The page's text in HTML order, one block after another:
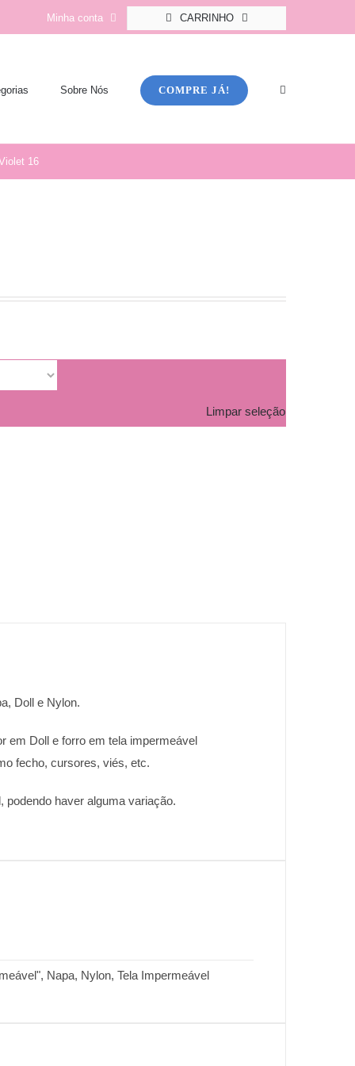
Minha conta CARRINHO
Sobre Nós COMPRE JÁ!
16
Limpar seleção
Doll e Nylon.
em Doll e forro em tela impermeável
fecho, cursores, viés, etc.
haver alguma variação.
Napa, Nylon, Tela Impermeável